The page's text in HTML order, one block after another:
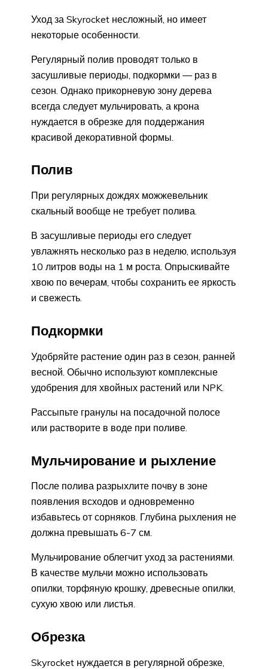
Уход за Skyrocket несложный, но имеет
некоторые особенности.
Регулярный полив проводят только в
засушливые периоды, подкормки — раз в
сезон. Однако прикорневую зону дерева
всегда следует мульчировать, а крона
нуждается в обрезке для поддержания
красивой декоративной формы.
Полив
При регулярных дождях можжевельник
скальный вообще не требует полива.
В засушливые периоды его следует
увлажнять несколько раз в неделю, используя
10 литров воды на 1 м роста. Опрыскивайте
хвою по вечерам, чтобы сохранить ее яркость
и свежесть.
Подкормки
Удобряйте растение один раз в сезон, ранней
весной. Обычно используют комплексные
удобрения для хвойных растений или NPK.
Рассыпьте гранулы на посадочной полосе
или растворите в воде при поливе.
Мульчирование и рыхление
После полива разрыхлите почву в зоне
появления всходов и одновременно
избавьтесь от сорняков. Глубина рыхления не
должна превышать 6-7 см.
Мульчирование облегчит уход за растениями.
В качестве мульчи можно использовать
опилки, торфяную крошку, древесные опилки,
сухую хвою или листья.
Обрезка
Skyrocket нуждается в регулярной обрезке,